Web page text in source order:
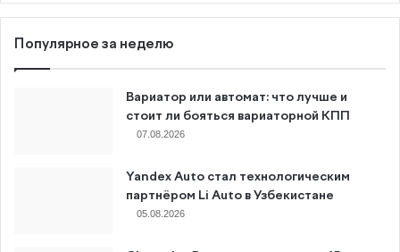
Популярное за неделю
Вариатор или автомат: что лучше и
стоит ли бояться вариаторной КПП
07.08.2026
Yandex Auto стал технологическим
партнёром Li Auto в Узбекистане
05.08.2026